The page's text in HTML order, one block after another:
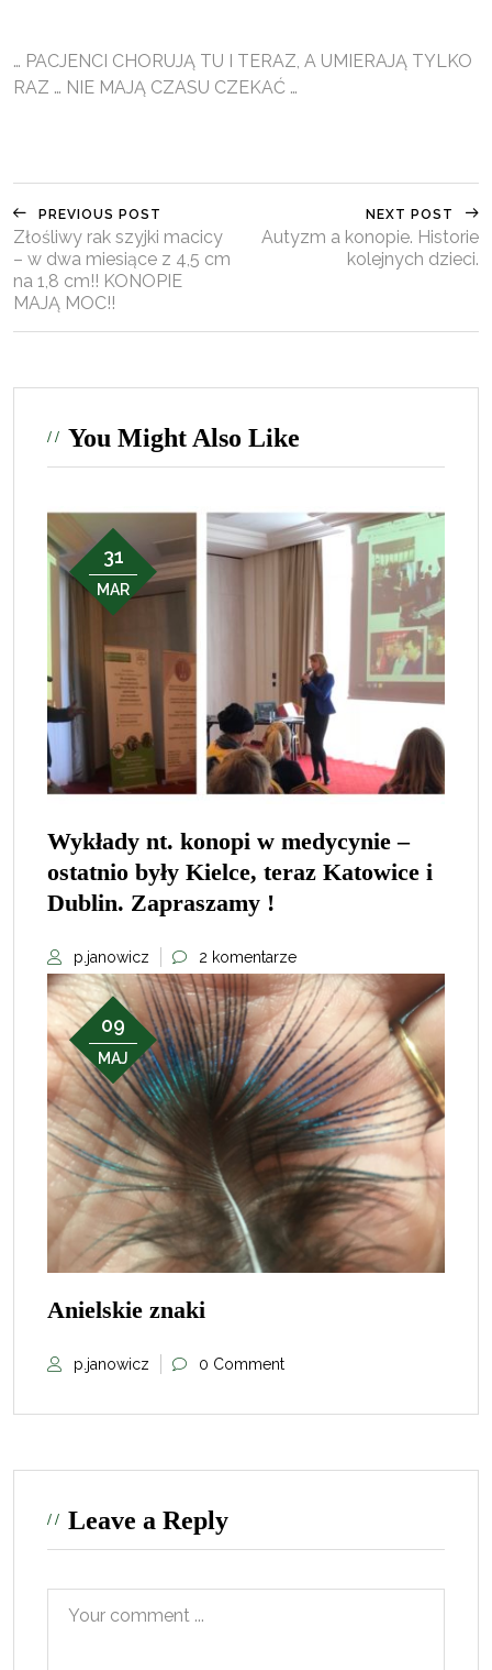
… PACJENCI CHORUJĄ TU I TERAZ, A UMIERAJĄ TYLKO
RAZ … NIE MAJĄ CZASU CZEKAĆ …
PREVIOUS POST
Złośliwy rak szyjki macicy
– w dwa miesiące z 4,5 cm
na 1,8 cm!! KONOPIE
MAJĄ MOC!!
NEXT POST
Autyzm a konopie. Historie
kolejnych dzieci.
You Might Also Like
31
MAR
Wykłady nt. konopi w medycynie –
ostatnio były Kielce, teraz Katowice i
Dublin. Zapraszamy !
p.janowicz 2 komentarze
09
MAJ
Anielskie znaki
p.janowicz 0 Comment
Leave a Reply